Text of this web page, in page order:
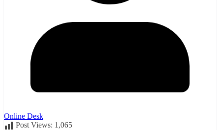
Online Desk
Post Views: 1,065